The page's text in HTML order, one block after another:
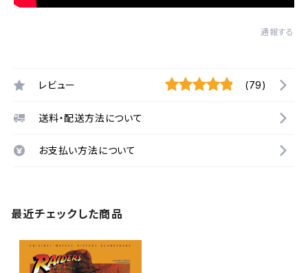
通報する
レビュー (79)
送料・配送方法について
お支払い方法について
最近チェックした商品